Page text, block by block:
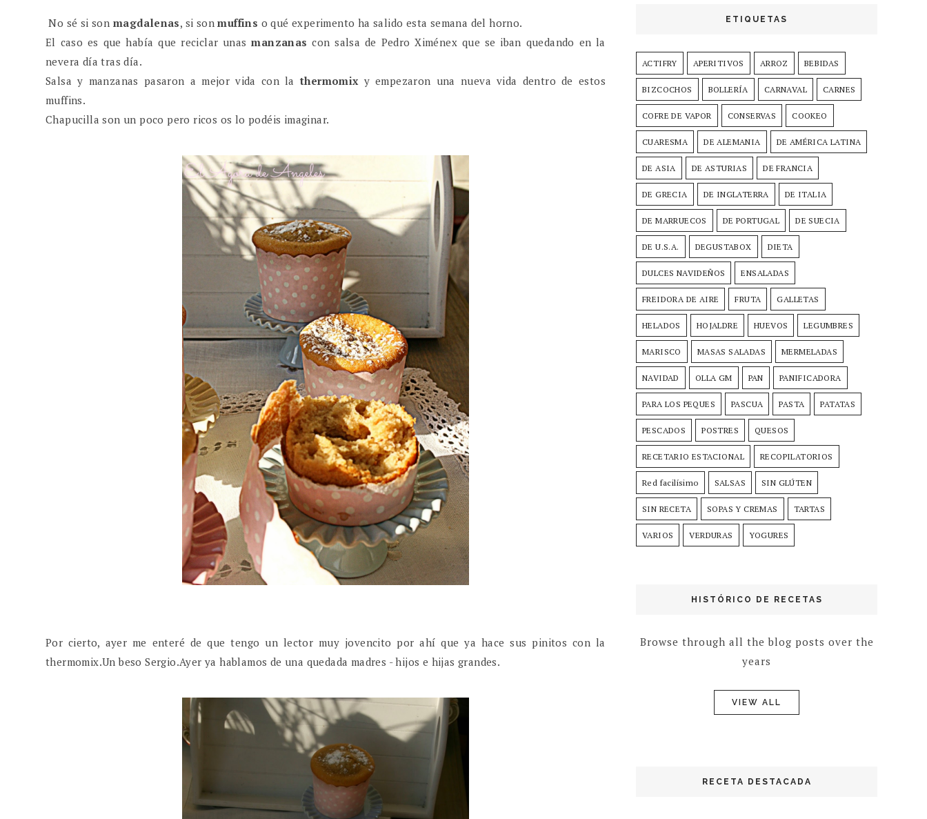
No sé si son magdalenas, si sonmuffins o qué experimento ha salido esta semana del horno.
El caso es que había que reciclar unasmanzanas con salsa de Pedro Ximénex que se iban quedando en la
nevera día tras día.
Salsa y manzanas pasaron a mejor vida con la thermomixy empezaron una nueva vida dentro de estos
muffins.
Chapucilla son un poco pero ricos os lo podéis imaginar.
Por cierto, ayer me enteré de que tengo un lector muy jovencito por ahí que ya hace sus pinitos con la
thermomix.Un beso Sergio.Ayer ya hablamos de una quedada madres - hijos e hijas grandes.
ETIQUETAS
ACTIFRY APERITIVOS ARROZ BEBIDAS
BIZCOCHOS BOLLERÍA CARNAVAL CARNES
COFRE DE VAPOR CONSERVAS COOKEO
CUARESMA DE ALEMANIA DE AMÉRICA LATINA
DE ASIA DE ASTURIAS DE FRANCIA
DE GRECIA DE INGLATERRA DE ITALIA
DE MARRUECOS DE PORTUGAL DE SUECIA
DE U.S.A. DEGUSTABOX DIETA
DULCES NAVIDEÑOS ENSALADAS
FREIDORA DE AIRE FRUTA GALLETAS
HELADOS HOJALDRE HUEVOS LEGUMBRES
MARISCO MASAS SALADAS MERMELADAS
NAVIDAD OLLA GM PAN PANIFICADORA
PARA LOS PEQUES PASCUA PASTA PATATAS
PESCADOS POSTRES QUESOS
RECETARIO ESTACIONAL RECOPILATORIOS
Red facilísimo SALSAS SIN GLÚTEN
SIN RECETA SOPAS Y CREMAS TARTAS
VARIOS VERDURAS YOGURES
HISTÓRICO DE RECETAS
Browse through all the blog posts over the
years
VIEW ALL
RECETA DESTACADA